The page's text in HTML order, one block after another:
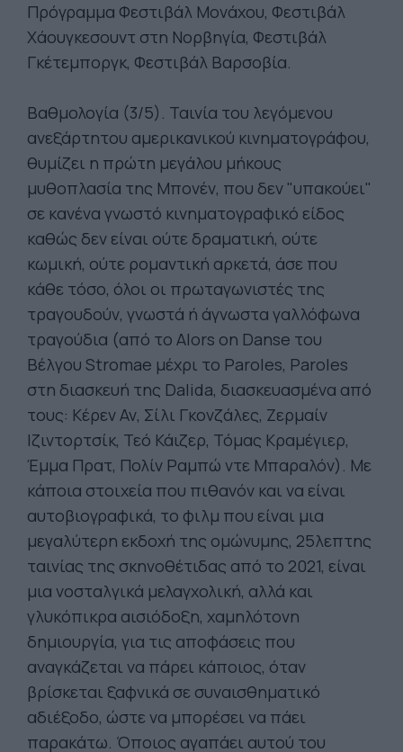
Πρόγραμμα Φεστιβάλ Μονάχου, Φεστιβάλ
Χάουγκεσουντ στη Νορβηγία, Φεστιβάλ
Γκέτεμποργκ, Φεστιβάλ Βαρσοβία.
Βαθμολογία (3/5). Ταινία του λεγόμενου
ανεξάρτητου αμερικανικού κινηματογράφου,
θυμίζει η πρώτη μεγάλου μήκους
μυθοπλασία της Μπονέν, που δεν "υπακούει"
σε κανένα γνωστό κινηματογραφικό είδος
καθώς δεν είναι ούτε δραματική, ούτε
κωμική, ούτε ρομαντική αρκετά, άσε που
κάθε τόσο, όλοι οι πρωταγωνιστές της
τραγουδούν, γνωστά ή άγνωστα γαλλόφωνα
τραγούδια (από το Alors on Danse του
Βέλγου Stromae μέχρι το Paroles, Paroles
στη διασκευή της Dalida, διασκευασμένα από
τους: Κέρεν Αν, Σίλι Γκονζάλες, Ζερμαίν
Ιζιντορτσίκ, Τεό Κάιζερ, Τόμας Κραμέγιερ,
Έμμα Πρατ, Πολίν Ραμπώ ντε Μπαραλόν). Με
κάποια στοιχεία που πιθανόν και να είναι
αυτοβιογραφικά, το φιλμ που είναι μια
μεγαλύτερη εκδοχή της ομώνυμης, 25λεπτης
ταινίας της σκηνοθέτιδας από το 2021, είναι
μια νοσταλγικά μελαγχολική, αλλά και
γλυκόπικρα αισιόδοξη, χαμηλότονη
δημιουργία, για τις αποφάσεις που
αναγκάζεται να πάρει κάποιος, όταν
βρίσκεται ξαφνικά σε συναισθηματικό
αδιέξοδο, ώστε να μπορέσει να πάει
παρακάτω. Όποιος αγαπάει αυτού του